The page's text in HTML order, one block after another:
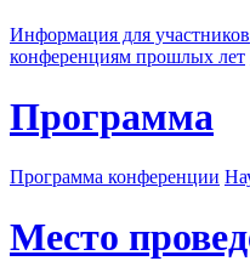
Информация для участников
конференциям прошлых лет
Программа
Программа конференции
Место